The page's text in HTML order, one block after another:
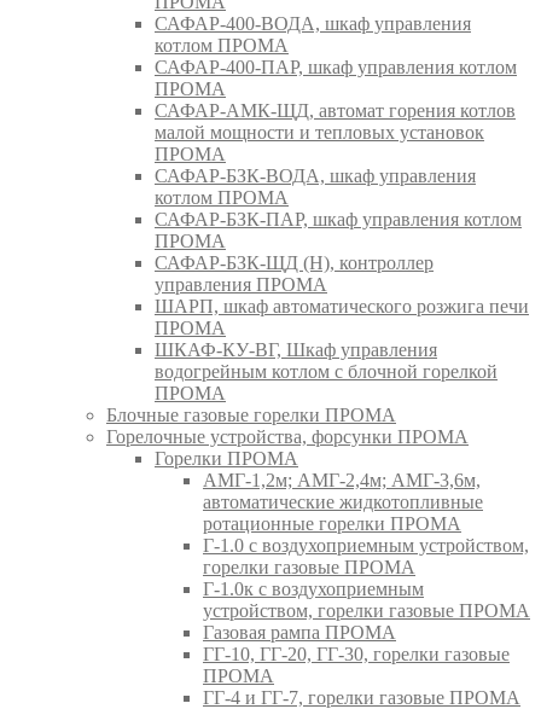
САФАР-400-ВОДА, шкаф управления
котлом ПРОМА
САФАР-400-ПАР, шкаф управления котлом
ПРОМА
САФАР-АМК-ЩД, автомат горения котлов
малой мощности и тепловых установок
ПРОМА
САФАР-БЗК-ВОДА, шкаф управления
котлом ПРОМА
САФАР-БЗК-ПАР, шкаф управления котлом
ПРОМА
САФАР-БЗК-ЩД (Н), контроллер
управления ПРОМА
ШАРП, шкаф автоматического розжига печи
ПРОМА
ШКАФ-КУ-ВГ, Шкаф управления
водогрейным котлом с блочной горелкой
ПРОМА
Блочные газовые горелки ПРОМА
Горелочные устройства, форсунки ПРОМА
Горелки ПРОМА
АМГ-1,2м; АМГ-2,4м; АМГ-3,6м,
автоматические жидкотопливные
ротационные горелки ПРОМА
Г-1.0 с воздухоприемным устройством,
горелки газовые ПРОМА
Г-1.0к с воздухоприемным
устройством, горелки газовые ПРОМА
Газовая рампа ПРОМА
ГГ-10, ГГ-20, ГГ-30, горелки газовые
ПРОМА
ГГ-4 и ГГ-7, горелки газовые ПРОМА